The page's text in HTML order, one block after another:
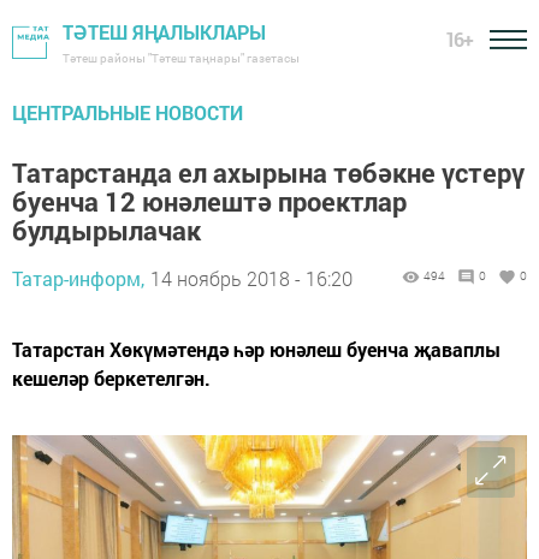
ТӘТЕШ ЯҢАЛЫКЛАРЫ
Тәтеш районы "Тәтеш таңнары" газетасы
16+
ЦЕНТРАЛЬНЫЕ НОВОСТИ
Татарстанда ел ахырына төбәкне үстерү
буенча 12 юнәлештә проектлар
булдырылачак
Татар-информ, 14 ноябрь 2018 - 16:20 494 0 0
Татарстан Хөкүмәтендә һәр юнәлеш буенча җаваплы
кешеләр беркетелгән.